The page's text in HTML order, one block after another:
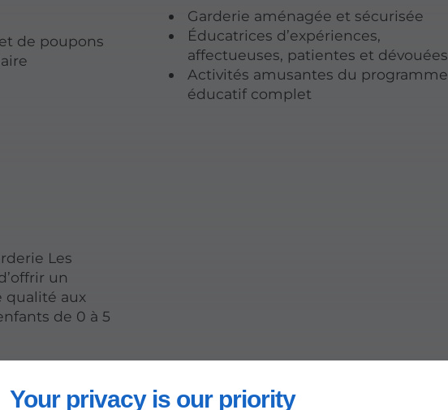
Your privacy is our priority
de poupons
Garderie aménagée et sécurisée
Éducatrices d’expériences,
affectueuses, patientes et dévouées
Activités amusantes du programme
éducatif complet
Les
un
qualité aux
de 0 à 5